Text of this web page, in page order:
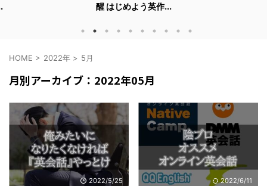
醒 はじめよう英作...
HOME > 2022年 > 5月
月別アーカイブ：2022年05月
2022/5/25 2022/6/11